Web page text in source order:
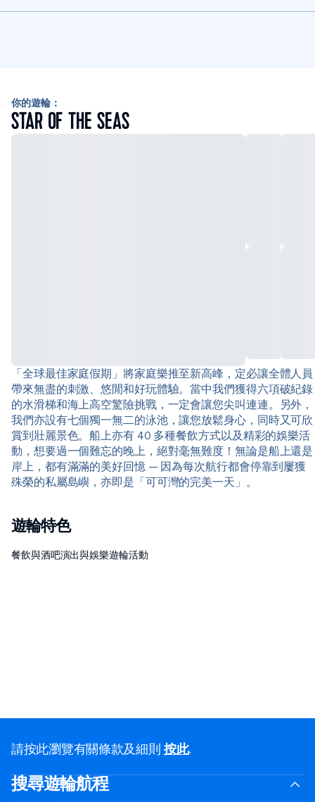
你的遊輪：
STAR OF THE SEAS
「全球最佳家庭假期」將家庭樂推至新高峰，定必讓全體人員
帶來無盡的刺激、悠閒和好玩體驗。當中我們獲得六項破紀錄
的水滑梯和海上高空驚險挑戰，一定會讓您尖叫連連。另外，
我們亦設有七個獨一無二的泳池，讓您放鬆身心，同時又可欣
賞到壯麗景色。船上亦有 40 多種餐飲方式以及精彩的娛樂活
動，想要過一個難忘的晚上，絕對毫無難度！無論是船上還是
岸上，都有滿滿的美好回憶 — 因為每次航行都會停靠到屢獲
殊榮的私屬島嶼，亦即是「可可灣的完美一天」。
遊輪特色
餐飲與酒吧演出與娛樂遊輪活動
請按此瀏覽有關條款及細則按此.
搜尋遊輪航程